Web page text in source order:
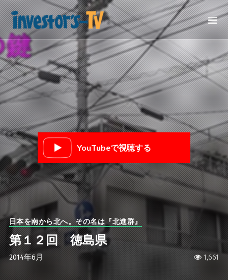
YouTubeで視聴する
1,661
日本を南から北へ。その名は『北進群』
第１２回 徳島県
2014年6月